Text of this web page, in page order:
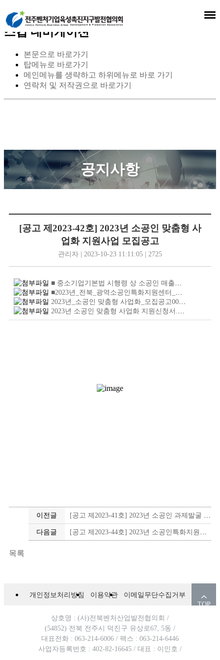
스킵 네비게이션
본문으로 바로가기
탑메뉴로 바로가기
메인메뉴를 생략하고 하위메뉴로 바로 가기
연락처 및 저작권으로 바로가기
공지사항
[공고 제2023-42호] 2023년 소공인 맞춤형 사
업화 지원사업 모집공고
관리자 | 2023-10-23 11:11:05 | 2725
■ 중소기업기본법 시행령 상 소공인 매출액 기준업종코드별 .hwp
■2023년_전북_광역소공인특화지원센터_소공인_및_주업종_확인서류.hwp
2023년_소공인 맞춤형 사업화_모집공고001.jpg.jpg
2023년 소공인 맞춤형 사업화 지원신청서.hwp
이전글
다음글
목록
개인정보처리방침 이용약관
이메일무단수집거부
TOP
상호명 : (사)전북벤처산업발전협의회 /
(54852) 전북 전주시 덕진구 유상로67, 5동 /
대표전화 : 063-214-6006 / 팩스 : 063-214-6446
사업자등록번호 : 402-82-16645 / 대표 : 이인호 /